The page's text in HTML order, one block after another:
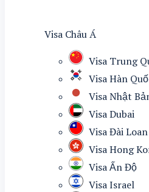
Visa Châu Á
Visa Trung
Visa Hàn
Visa Nhật
Visa Dubai
Visa Đài Loan
Visa Hong
Visa Ấn Độ
Visa Israel